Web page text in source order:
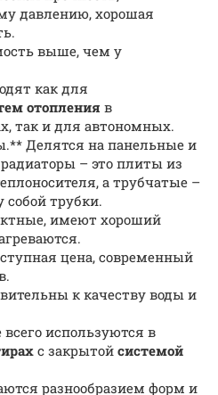
давлению, хорошая
выше, чем у
как для
отопления в
так и для автономных.
Делятся на панельные и
– это плиты из
а трубчатые –
трубки.
имеют хороший
цена, современный
к качеству воды и
используются в
с закрытой системой
разнообразием форм и